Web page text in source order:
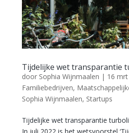
Tijdelijke wet transparantie
door Sophia Wijnmaalen | 16
Familiebedrijven,
Sophia Wijnmaalen, Startups
Tijdelijke wet transparantie